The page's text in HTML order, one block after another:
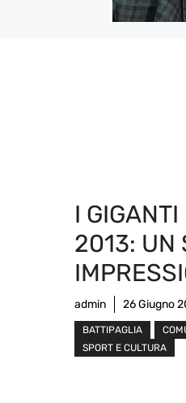
I
2013: UN
admin 26 Giugno
BATTIPAGLIA
SPORT E CULTURA